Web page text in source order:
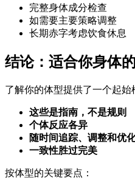
完整身体成分检查
如需要主要策略调整
长期赤字考虑饮食休息
结论：适合你身体
了解你的体型提供了一个起始
这些是指南，不是规则
个体反应各异
随时间追踪、调整和优
一致性胜过完美
按体型的关键要点：